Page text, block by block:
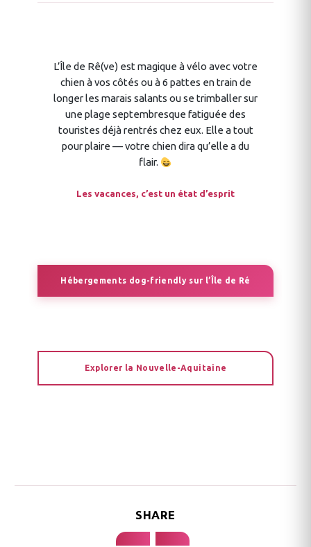
L’Île de Rê(ve) est magique à vélo avec votre
chien à vos côtés ou à 6 pattes en train de
longer les marais salants ou se trimballer sur
une plage septembresque fatiguée des
touristes déjà rentrés chez eux. Elle a tout
pour plaire — votre chien dira qu’elle a du
flair.
Les vacances, c’est un état d’esprit
Hébergements dog-friendly sur l’Île de Ré
Explorer la Nouvelle-Aquitaine
SHARE